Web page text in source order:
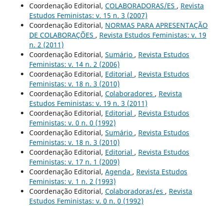
Coordenação Editorial, COLABORADORAS/ES , Revista
Estudos Feministas: v. 15 n. 3 (2007)
Coordenação Editorial, NORMAS PARA APRESENTAÇÃO
DE COLABORAÇÕES , Revista Estudos Feministas: v. 19
n. 2 (2011)
Coordenação Editorial, Sumário , Revista Estudos
Feministas: v. 14 n. 2 (2006)
Coordenação Editorial, Editorial , Revista Estudos
Feministas: v. 18 n. 3 (2010)
Coordenação Editorial, Colaboradores , Revista
Estudos Feministas: v. 19 n. 3 (2011)
Coordenação Editorial, Editorial , Revista Estudos
Feministas: v. 0 n. 0 (1992)
Coordenação Editorial, Sumário , Revista Estudos
Feministas: v. 18 n. 3 (2010)
Coordenação Editorial, Editorial , Revista Estudos
Feministas: v. 17 n. 1 (2009)
Coordenação Editorial, Agenda , Revista Estudos
Feministas: v. 1 n. 2 (1993)
Coordenação Editorial, Colaboradoras/es , Revista
Estudos Feministas: v. 0 n. 0 (1992)